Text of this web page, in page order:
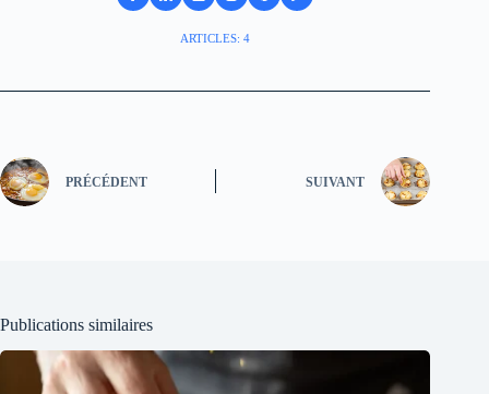
ARTICLES: 4
PRÉCÉDENT SUIVANT
Publications similaires